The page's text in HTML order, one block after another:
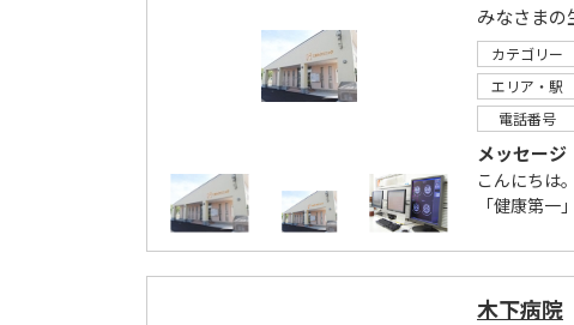
カテゴリー
エリア・駅
電話番号
メッセージ
こんにちは
「健康第
木下病院